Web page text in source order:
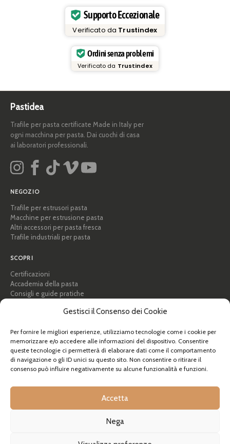
Gestisci il Consenso dei Cookie
Per fornire le migliori esperienze, utilizziamo tecnologie come i cookie per
memorizzare e/o accedere alle informazioni del dispositivo. Consentire
queste tecnologie ci permetterà di elaborare dati come il comportamento
di navigazione o gli ID unici su questo sito. Non consentire o ritirare il
consenso può influire negativamente su alcune funzionalità e funzioni.
Accetta
Nega
Supporto Eccezionale
Verificato da Trustindex
Ordini senza problemi
Verificato da Trustindex
Pastidea
Trafile per pasta certificate Made in Italy per
ogni macchina per pasta. Dai cuochi di casa
ai laboratori professionali.
NEGOZIO
Trafile per estrusori pasta
Macchine per estrusione pasta
Altri accessori per pasta fresca
Trafile industriali per pasta
SCOPRI
Certificazioni
Accademia della pasta
Consigli e guide pratiche
Professionisti e B2B
AIUTO
FAQ e supporto
Contattaci
Info spedizioni